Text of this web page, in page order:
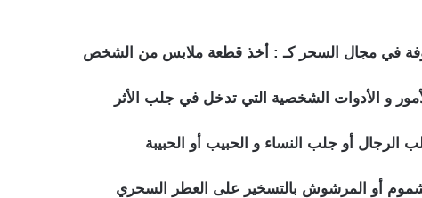
و الأدوات الشخصية التي تدخل في جلب الأثر
أو جلب النساء و الحبيب أو الحبيبة